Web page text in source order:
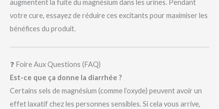
augmentent la fuite du magnésium dans les urines. Pendant
votre cure, essayez de réduire ces excitants pour maximiser les
bénéfices du produit.
❓ Foire Aux Questions (FAQ)
Est-ce que ça donne la diarrhée ?
Certains sels de magnésium (comme l’oxyde) peuvent avoir un
effet laxatif chez les personnes sensibles. Si cela vous arrive,